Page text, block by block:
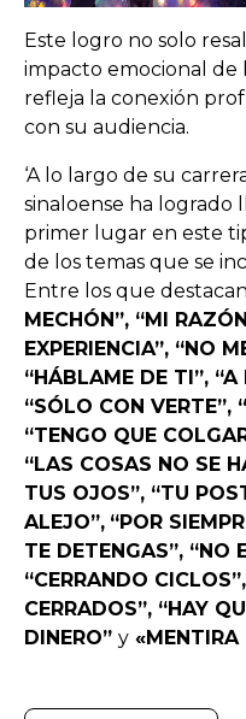
Este logro no solo
impacto emocional de
refleja la conexión
con su audiencia.
‘A lo largo de su
sinaloense ha logrado
primer lugar en este
de los temas que se
Entre los que
MECHÓN”, “MI
EXPERIENCIA”, “NO
“HÁBLAME DE TI”, “A
“SÓLO CON VERTE”,
“TENGO QUE
“LAS COSAS NO SE
TUS OJOS”, “TU
ALEJO”, “POR
TE DETENGAS”, “NO
“CERRANDO
CERRADOS”, “HAY
DINERO” y «MENTIRA